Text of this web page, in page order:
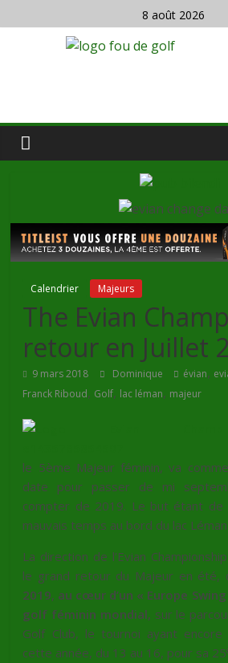
8 août 2026
Calendrier Majeurs
The Evian
retour en Juillet
9 mars 2018 Dominique évian,
Franck Riboud, Golf, lac léman, majeur
le 5ème Majeur féminin, va
date pour passer de mi
compter de 2019. Le but étant
mauvais temps au bord du lac Léman.
La direction de l’Evian
le grand retour du Majeur en été,
2019, au cœur d’un « Europe
golf féminin mondial, sur le
Golf Club, le tournoi ayant
cette année, du 13 au 16, pour sa 25